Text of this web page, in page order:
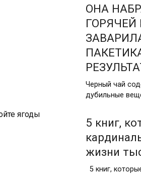
ягоды
ОНА
Черный чай
дубильные
5 книг,
жизни
5 книг,